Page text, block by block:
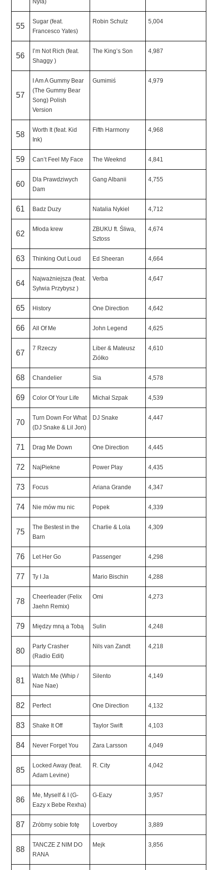
Nyla)
55
Sugar (feat.
Francesco Yates)
Robin Schulz 5,004
56
I’m Not Rich (feat.
Shaggy )
The King’s Son 4,987
57
I Am A Gummy Bear
(The Gummy Bear
Song) Polish
Version
Gumimiś 4,979
58
Worth It (feat. Kid
Ink)
Fifth Harmony 4,968
59 Can’t Feel My Face The Weeknd 4,841
60
Dla Prawdziwych
Dam
Gang Albanii 4,755
61 Badz Duzy Natalia Nykiel 4,712
62
Młoda krew
ZBUKU ft. Śliwa,
Sztoss
4,674
63 Thinking Out Loud Ed Sheeran 4,664
64
Najważniejsza (feat.
Sylwia Przybysz )
Verba 4,647
65 History One Direction 4,642
66 All Of Me John Legend 4,625
67
7 Rzeczy
Liber & Mateusz
Ziółko
4,610
68 Chandelier Sia 4,578
69 Color Of Your Life Michał Szpak 4,539
70
Turn Down For What
(DJ Snake & Lil Jon)
DJ Snake 4,447
71 Drag Me Down One Direction 4,445
72 NajPiekne Power Play 4,435
73 Focus Ariana Grande 4,347
74 Nie mów mu nic Popek 4,339
75
The Bestest in the
Barn
Charlie & Lola 4,309
76 Let Her Go Passenger 4,298
77 Ty I Ja Mario Bischin 4,288
78
Cheerleader (Felix
Jaehn Remix)
Omi 4,273
79 Między mną a Tobą Sulin 4,248
80
Party Crasher
(Radio Edit)
Nils van Zandt 4,218
81
Watch Me (Whip /
Nae Nae)
Silento 4,149
82 Perfect One Direction 4,132
83 Shake It Off Taylor Swift 4,103
84 Never Forget You Zara Larsson 4,049
85
Locked Away (feat.
Adam Levine)
R. City 4,042
86
Me, Myself & I (G-
Eazy x Bebe Rexha)
G-Eazy 3,957
87 Zróbmy sobie fotę Loverboy 3,889
88
TANCZE Z NIM DO
RANA
Mejk 3,856